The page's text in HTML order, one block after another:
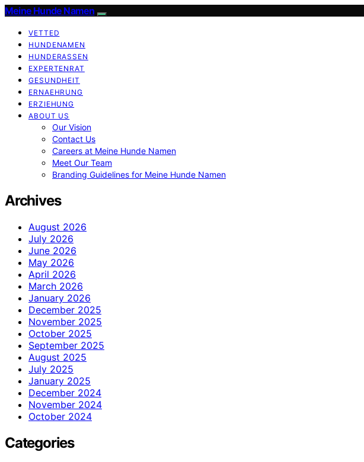
Meine Hunde Namen
VETTED
HUNDENAMEN
HUNDERASSEN
EXPERTENRAT
GESUNDHEIT
ERNAEHRUNG
ERZIEHUNG
ABOUT US
Our Vision
Contact Us
Careers at Meine Hunde Namen
Meet Our Team
Branding Guidelines for Meine Hunde Namen
Archives
August 2026
July 2026
June 2026
May 2026
April 2026
March 2026
January 2026
December 2025
November 2025
October 2025
September 2025
August 2025
July 2025
January 2025
December 2024
November 2024
October 2024
Categories